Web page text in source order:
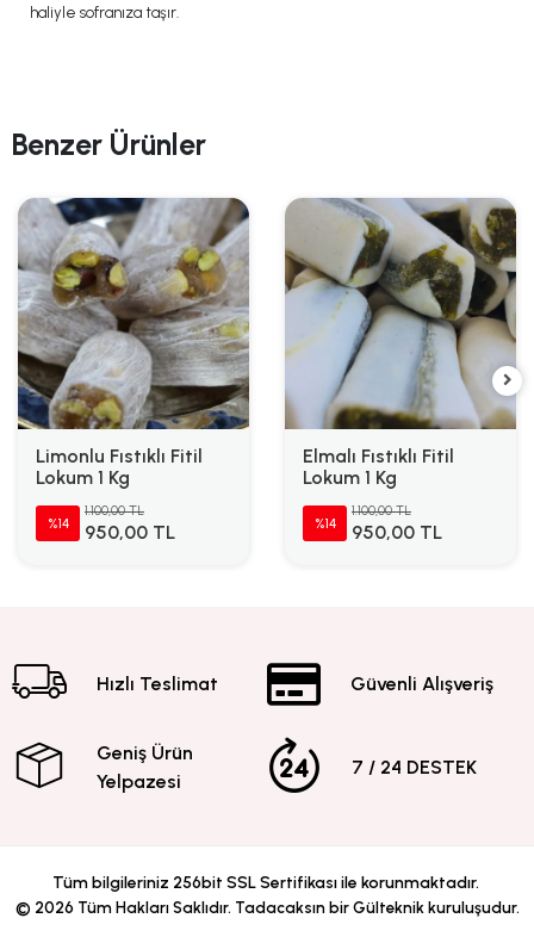
haliyle sofranıza taşır.
Benzer Ürünler
Limonlu Fıstıklı Fitil
Lokum 1 Kg
%14
1.100,00 TL
950,00 TL
Elmalı Fıstıklı Fitil
Lokum 1 Kg
%14
1.100,00 TL
950,00 TL
Hızlı Teslimat Güvenli Alışveriş
Geniş Ürün
Yelpazesi
7 / 24 DESTEK
Tüm bilgileriniz 256bit SSL Sertifikası ile korunmaktadır.
© 2026 Tüm Hakları Saklıdır. Tadacaksın bir Gülteknik kuruluşudur.